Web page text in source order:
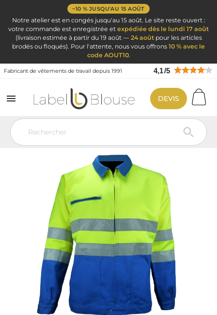
−10 % JUSQU'AU 15 AOÛT
Notre atelier est en congés jusqu'au 15 août. Le site reste ouvert :
votre commande est enregistrée et expédiée dès le lundi 17 août
(livraison estimée à partir du 19 août — 24 aoûtpour les articles
brodés ou floqués). Pour l'attente, nous vous offrons 10 % avec le
code AOUT10.
Fabricant de vêtements de travail depuis 1991 4,1/5


DEVIS
Vêtement de travail Vêtement de travail
Vêtement haute visibilité
AZUR/JAUNE